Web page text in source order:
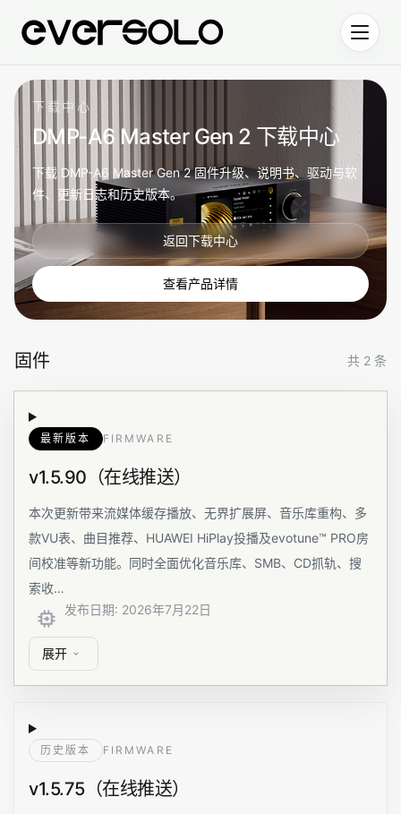
下载中心
DMP-A6 Master Gen 2 下载中心
下载 DMP-A6 Master Gen 2 固件升级、说明书、驱动与软
件、更新日志和历史版本。
返回下载中心
查看产品详情
固件 共 2 条
最新版本 FIRMWARE
v1.5.90（在线推送）
本次更新带来流媒体缓存播放、无界扩展屏、音乐库重构、多
款VU表、曲目推荐、HUAWEI HiPlay投播及evotune™ PRO房
间校准等新功能。同时全面优化音乐库、SMB、CD抓轨、搜
索收…
发布日期: 2026年7月22日
展开
历史版本 FIRMWARE
v1.5.75（在线推送）